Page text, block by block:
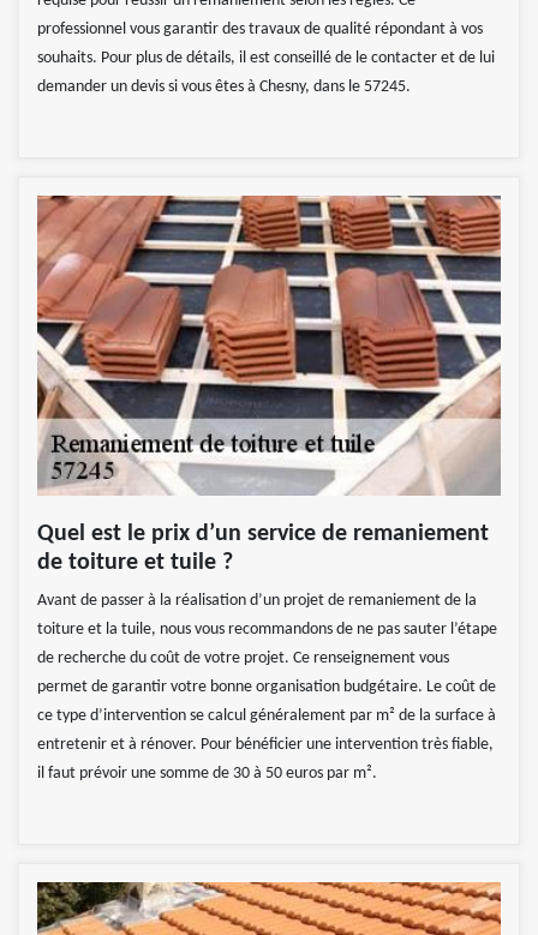
professionnel vous garantir des travaux de qualité répondant à vos
souhaits. Pour plus de détails, il est conseillé de le contacter et de lui
demander un devis si vous êtes à Chesny, dans le 57245.
Quel est le prix d’un service de remaniement
de toiture et tuile ?
Avant de passer à la réalisation d’un projet de remaniement de la
toiture et la tuile, nous vous recommandons de ne pas sauter l’étape
de recherche du coût de votre projet. Ce renseignement vous
permet de garantir votre bonne organisation budgétaire. Le coût de
ce type d’intervention se calcul généralement par m² de la surface à
entretenir et à rénover. Pour bénéficier une intervention très fiable,
il faut prévoir une somme de 30 à 50 euros par m².